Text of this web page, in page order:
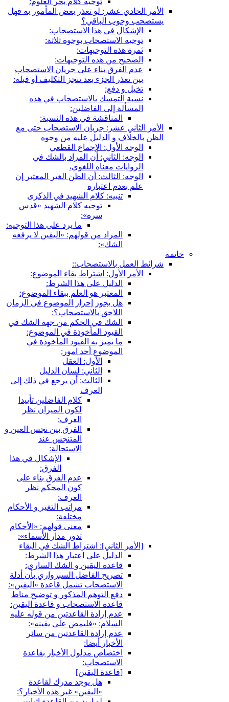
الأمر الحادي عشر: لو تعذر بعض المأمور به فهل
يستصحب وجوب الباقي؟
الإشكال في هذا الاستصحاب:
توجيه الاستصحاب بوجوه ثلاثة:
ثمرة هذه التوجيهات:
الصحيح من هذه التوجيهات:
عدم الفرق بناء على جريان الاستصحاب
بين تعذر الجزء بعد تنجز التكليف أو قبله:
تخيل و دفع:
نسبة التمسك بالاستصحاب في هذه
المسألة إلى الفاضلين:
المناقشة في هذه النسبة:
الأمر الثاني عشر: جريان الاستصحاب حتى مع
الظن بالخلاف و الدليل عليه من وجوه
الوجه الأول: الإجماع القطعي
الوجه: الثاني: أن المراد بالشك في
الروايات معناه اللغوي،
الوجه: الثالث: أن الظن الغير المعتبر إن
علم بعدم اعتباره
تنبيه: كلام الشهيد في الذكرى
توجيه كلام الشهيد «قدس
سره»:
ما يرد على هذا التوجيه:
المراد من قولهم: «اليقين لا يرفعه
الشك»:
خاتمة
شرائط العمل بالاستصحاب::
الأمر الأول: اشتراط بقاء الموضوع:
الدليل على هذا الشرط:
المعتبر هو العلم ببقاء الموضوع:
هل يجوز إحراز الموضوع في الزمان
اللاحق بالاستصحاب؟:
الشك في الحكم من جهة الشك في
القيود المأخوذة في الموضوع:
ما يميز به القيود المأخوذة في
الموضوع أحد امور:
الأول: العقل
الثاني: لسان الدليل
الثالث: أن يرجع في ذلك إلى
العرف
كلام الفاضلين تأييدا
لكون الميزان نظر
العرف:
الفرق بين نجس العين و
المتنجس عند
الاستحالة:
الإشكال في هذا
الفرق:
عدم الفرق بناء على
كون المحكم نظر
العرف:
مراتب التغير و الأحكام
مختلفة:
معنى قولهم: «الأحكام
تدور مدار الأسماء»:
[الأمر الثاني‏]: اشتراط الشك في البقاء
الدليل على اعتبار هذا الشرط:
قاعدة اليقين و الشك الساري:
تصريح الفاضل السبزواري بأن أدلة
الاستصحاب تشمل قاعدة «اليقين»:
دفع التوهم المذكور و توضيح مناط
قاعدة الاستصحاب و قاعدة اليقين:
عدم إرادة القاعدتين من قوله عليه
السلام: «فليمض على يقينه»:
عدم إرادة القاعدتين من سائر
الأخبار أيضا:
اختصاص مدلول الأخبار بقاعدة
الاستصحاب:
[قاعدة اليقين‏]
هل يوجد مدرك لقاعدة
«اليقين» غير هذه الأخبار؟: